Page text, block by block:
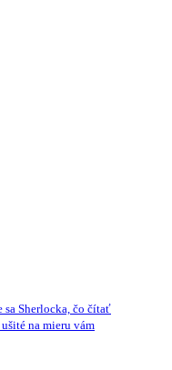
sa Sherlocka, čo čítať
na mieru vám